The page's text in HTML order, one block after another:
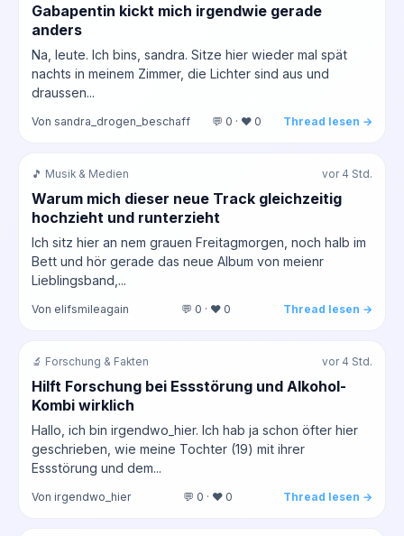
Gabapentin kickt mich irgendwie gerade
anders
Na, leute. Ich bins, sandra. Sitze hier wieder mal spät
nachts in meinem Zimmer, die Lichter sind aus und
draussen...
Von sandra_drogen_beschaff 💬 0 · ❤️ 0 Thread lesen →
🎵 Musik & Medien vor 4 Std.
Warum mich dieser neue Track gleichzeitig
hochzieht und runterzieht
Ich sitz hier an nem grauen Freitagmorgen, noch halb im
Bett und hör gerade das neue Album von meienr
Lieblingsband,...
Von elifsmileagain 💬 0 · ❤️ 0 Thread lesen →
🔬 Forschung & Fakten vor 4 Std.
Hilft Forschung bei Essstörung und Alkohol-
Kombi wirklich
Hallo, ich bin irgendwo_hier. Ich hab ja schon öfter hier
geschrieben, wie meine Tochter (19) mit ihrer
Essstörung und dem...
Von irgendwo_hier 💬 0 · ❤️ 0 Thread lesen →